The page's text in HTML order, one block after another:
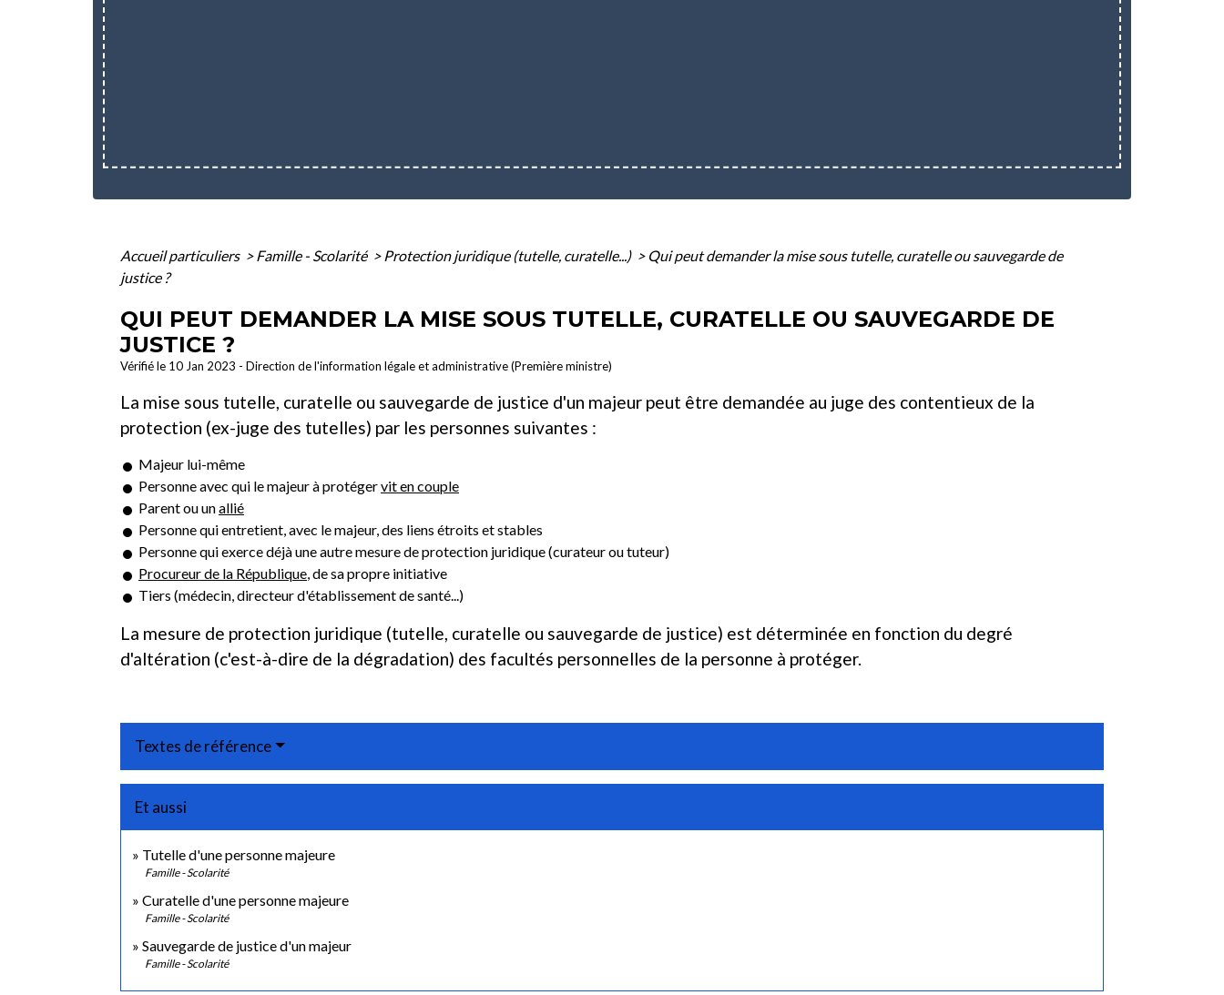
Accueil particuliers > Famille - Scolarité > Protection juridique (tutelle, curatelle...) > Qui peut demander la mise sous tutelle, curatelle ou sauvegarde de
justice ?
QUI PEUT DEMANDER LA MISE SOUS TUTELLE, CURATELLE OU SAUVEGARDE DE
JUSTICE ?
Vérifié le 10 Jan 2023 - Direction de l'information légale et administrative (Première ministre)
La mise sous tutelle, curatelle ou sauvegarde de justice d'un majeur peut être demandée au juge des contentieux de la
protection (ex-juge des tutelles) par les personnes suivantes :
Majeur lui-même
Personne avec qui le majeur à protégervit en couple
Parent ou unallié
Personne qui entretient, avec le majeur, des liens étroits et stables
Personne qui exerce déjà une autre mesure de protection juridique (curateur ou tuteur)
Procureur de la République, de sa propre initiative
Tiers (médecin, directeur d'établissement de santé...)
La mesure de protection juridique (tutelle, curatelle ou sauvegarde de justice) est déterminée en fonction du degré
d'altération (c'est-à-dire de la dégradation) des facultés personnelles de la personne à protéger.
Textes de référence
Et aussi
Tutelle d'une personne majeure
Famille - Scolarité
Curatelle d'une personne majeure
Famille - Scolarité
Sauvegarde de justice d'un majeur
Famille - Scolarité